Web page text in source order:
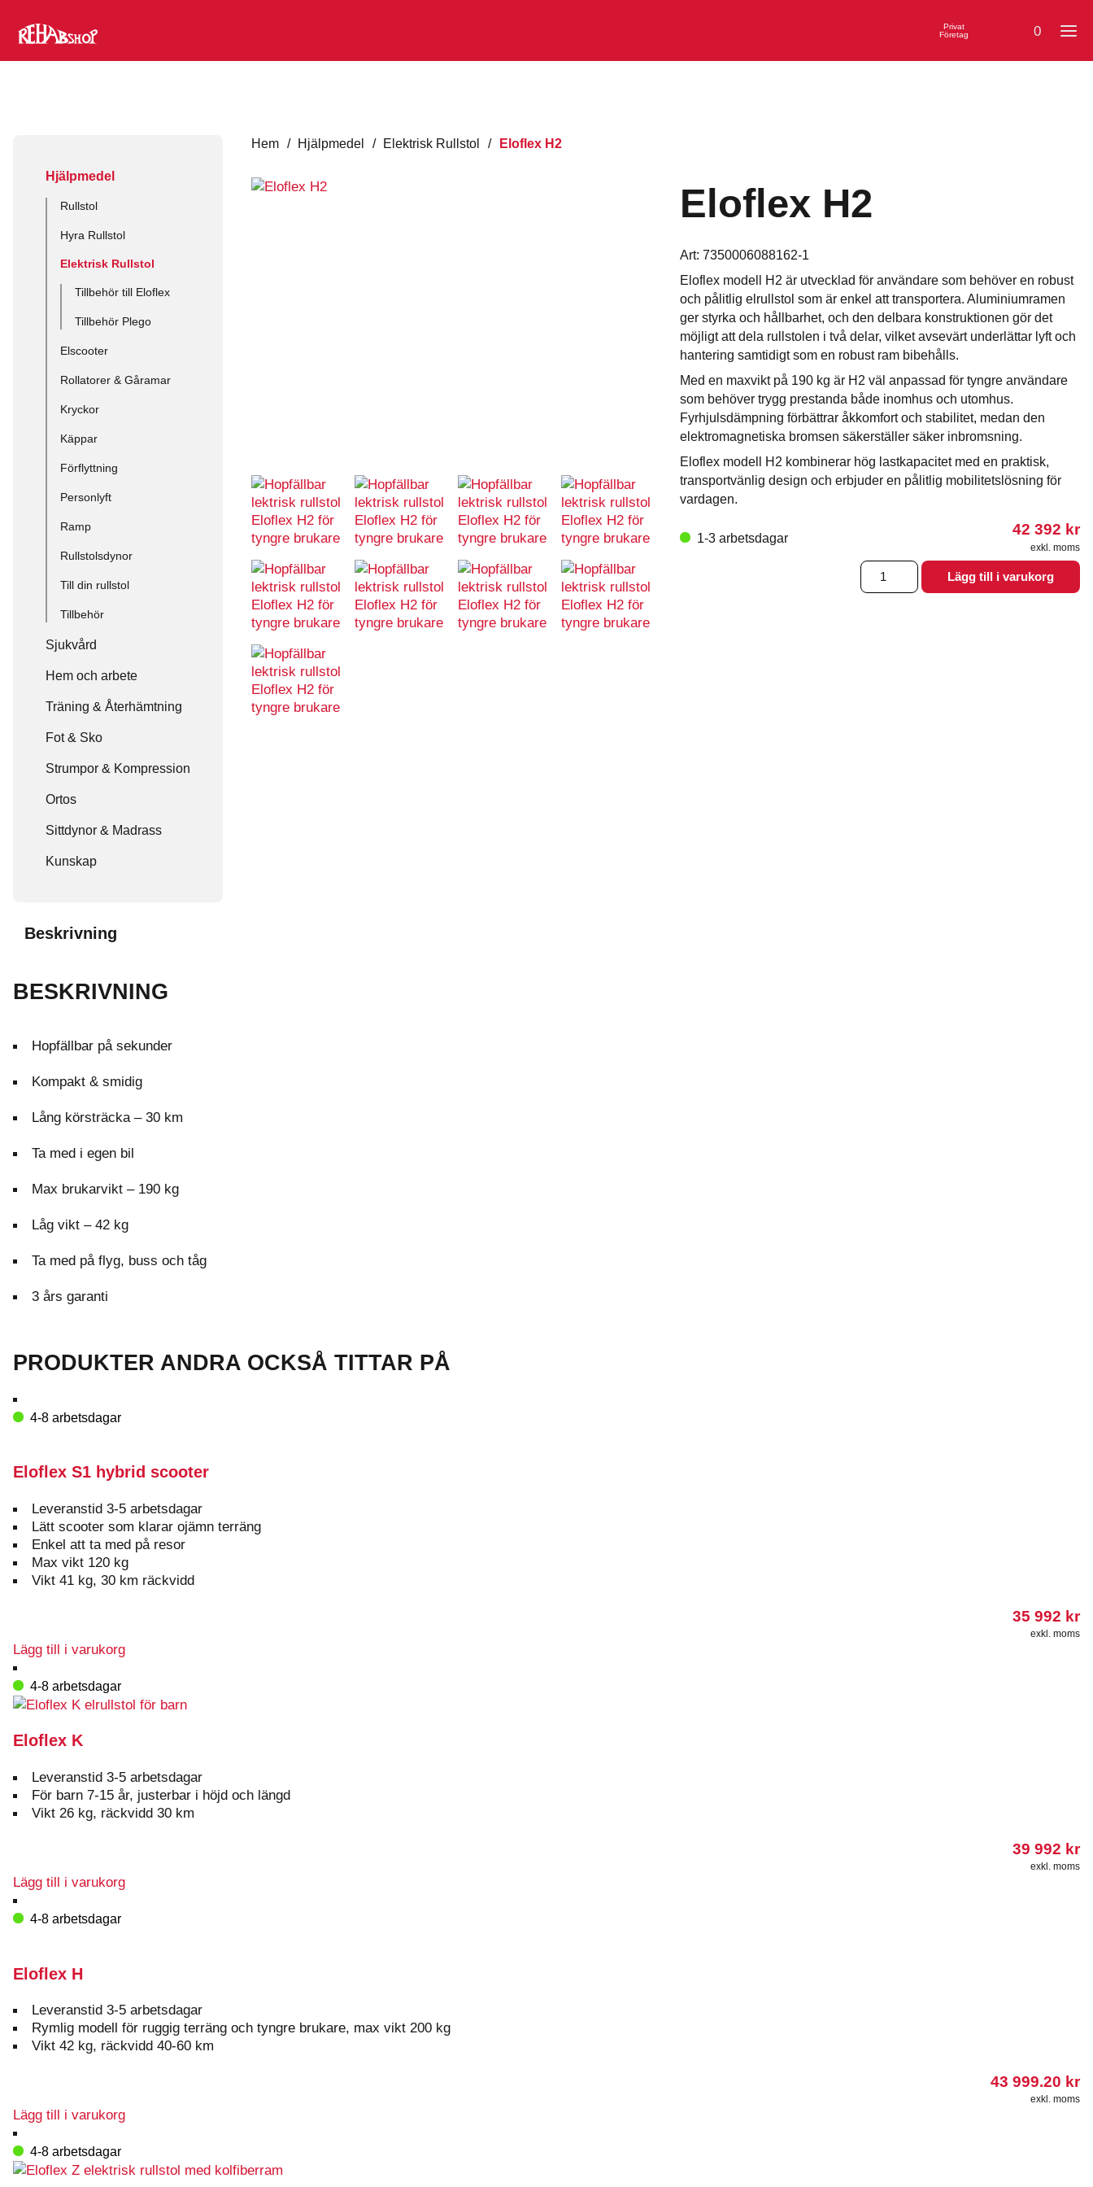
0
Privat
Företag
Hjälpmedel
Rullstol
Hyra Rullstol
Elektrisk Rullstol
Tillbehör till Eloflex
Tillbehör Plego
Elscooter
Rollatorer & Gåramar
Kryckor
Käppar
Förflyttning
Personlyft
Ramp
Rullstolsdynor
Till din rullstol
Tillbehör
Sjukvård
Hem och arbete
Träning & Återhämtning
Fot & Sko
Strumpor & Kompression
Ortos
Sittdynor & Madrass
Kunskap
Hem / Hjälpmedel / Elektrisk Rullstol / Eloflex H2
Eloflex H2
Art: 7350006088162-1
Eloflex modell H2 är utvecklad för användare som behöver en robust
och pålitlig elrullstol som är enkel att transportera. Aluminiumramen
ger styrka och hållbarhet, och den delbara konstruktionen gör det
möjligt att dela rullstolen i två delar, vilket avsevärt underlättar lyft och
hantering samtidigt som en robust ram bibehålls.
Med en maxvikt på 190 kg är H2 väl anpassad för tyngre användare
som behöver trygg prestanda både inomhus och utomhus.
Fyrhjulsdämpning förbättrar åkkomfort och stabilitet, medan den
elektromagnetiska bromsen säkerställer säker inbromsning.
Eloflex modell H2 kombinerar hög lastkapacitet med en praktisk,
transportvänlig design och erbjuder en pålitlig mobilitetslösning för
vardagen.
1-3 arbetsdagar 42 392 kr
exkl. moms
Eloflex
mängd
Lägg till i varukorg
Beskrivning
BESKRIVNING
Hopfällbar på sekunder
Kompakt & smidig
Lång körsträcka – 30 km
Ta med i egen bil
Max brukarvikt – 190 kg
Låg vikt – 42 kg
Ta med på flyg, buss och tåg
3 års garanti
PRODUKTER ANDRA OCKSÅ TITTAR PÅ
4-8 arbetsdagar
Eloflex S1 hybrid scooter
Leveranstid 3-5 arbetsdagar
Lätt scooter som klarar ojämn terräng
Enkel att ta med på resor
Max vikt 120 kg
Vikt 41 kg, 30 km räckvidd
35 992 kr
exkl. moms
Lägg till i varukorg
4-8 arbetsdagar
Eloflex K
Leveranstid 3-5 arbetsdagar
För barn 7-15 år, justerbar i höjd och längd
Vikt 26 kg, räckvidd 30 km
39 992 kr
exkl. moms
Lägg till i varukorg
4-8 arbetsdagar
Eloflex H
Leveranstid 3-5 arbetsdagar
Rymlig modell för ruggig terräng och tyngre brukare, max vikt 200 kg
Vikt 42 kg, räckvidd 40-60 km
43 999.20 kr
exkl. moms
Lägg till i varukorg
4-8 arbetsdagar